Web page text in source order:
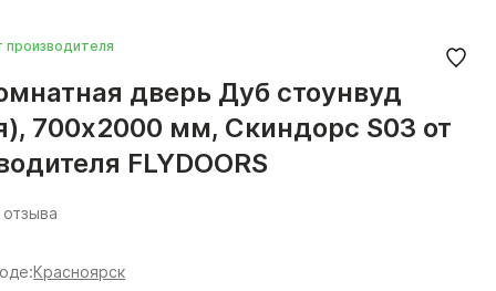
производителя
дверь Дуб стоунвуд
700x2000 мм, Скиндорс S03 от
FLYDOORS
отзыва
Красноярск